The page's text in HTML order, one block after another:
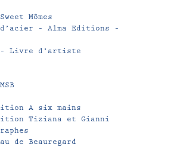
Mômes
– Alma Editions –
Livre d’artiste
A six mains
Tiziana et Gianni
de Beauregard